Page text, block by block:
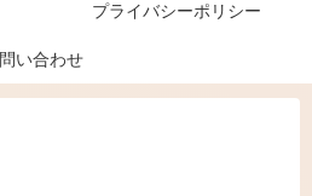
プライバシーポリシー
問い合わせ